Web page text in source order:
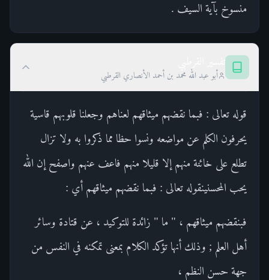
منسوخ بآية السيف .
أبو عبد الله محمد بن أحمد الأنصاري القرطبي
قوله تعالى : فبما نقضهم ميثاقهم لعناهم وجعلنا قلوبهم قاسية
يحرفون الكلم عن مواضعه ونسوا حظا مما ذكروا به ولا تزال
تطلع على خائنة منهم إلا قليلا منهم فاعف عنهم واصفح إن الله
يحب المحسنينقوله تعالى : فبما نقضهم ميثاقهم أي :
فبنقضهم ميثاقهم ، " ما " زائدة للتوكيد ، عن قتادة وسائر
أهل العلم ; وذلك أنها تؤكد الكلام بمعنى تمكنه في النفس من
جهة حسن النظم ،